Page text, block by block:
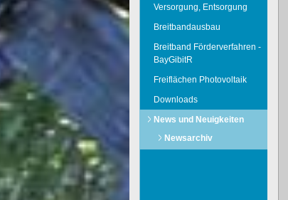
Versorgung, Entsorgung
Breitbandausbau
Breitband Förderverfahren -
BayGibitR
Freiflächen Photovoltaik
Downloads
News und Neuigkeiten
Newsarchiv